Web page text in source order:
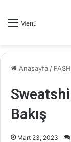
Menü
Anasayfa /
Bakış
Mart 23, 2023